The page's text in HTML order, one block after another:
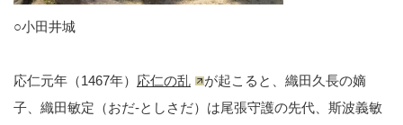
○小田井城
応仁元年（1467年） 応仁の乱
が起こると、織田久長の嫡
子、織田敏定（おだ-としさだ）は尾張守護の先代、斯波義敏